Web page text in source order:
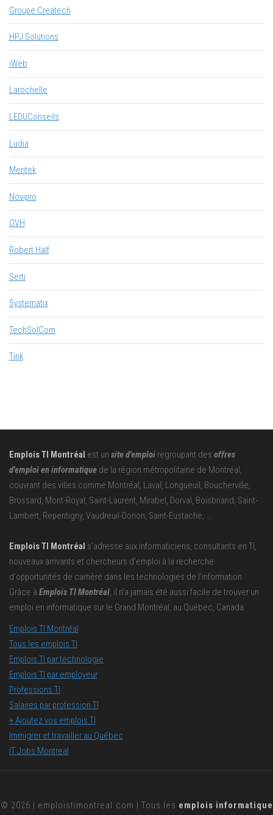
Groupe Createch
HPJ Solutions
iWeb
Larochelle
LEDUConseils
Ludia
Meritek
Novipro
OVH
Robert Half
Serti
Systematix
TechSolCom
Tink
Emplois TI Montréal est un site d'emploiregroupant des offres
d'emploi en informatiquede la région métropolitaine de Montréal,
couvrant des villes comme Montréal, Laval, Longueuil, Boucherville,
Brossard, Mont-Royal, Saint-Laurent, Mirabel, Dorval, Boisbriand, Saint-
Lambert, Repentigny, Vaudreuil-Dorion, Saint-Eustache, …
Emplois TI Montréal s'adresse aux informaticiens, consultants en TI,
nouveaux arrivants et chercheurs d'emploi à la recherche
d'opportunités de carrière dans les technologies de l'information.
Grâce à Emplois TI Montréal, il n'a jamais été aussi facile de trouver un
emploi en informatique sur le Grand Montréal, au Québec, Canada.
Emplois TI Montréal
Tous les emplois TI
Emplois TI par technologie
Emplois TI par employeur
Professions TI
Salaires par profession TI
+ Ajoutez vos emplois TI
Immigrer et travailler au Québec
IT Jobs Montreal
© 2026 | emploistimontreal.com | Tous les emplois informatique